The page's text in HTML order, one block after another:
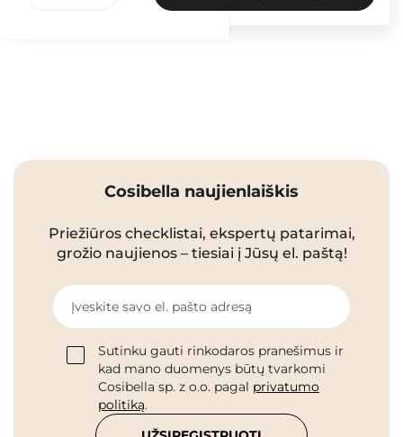
Cosibella naujienlaiškis
Priežiūros checklistai, ekspertų patarimai,
grožio naujienos – tiesiai į Jūsų el. paštą!
Įveskite savo el. pašto adresą
Sutinku gauti rinkodaros pranešimus ir
kad mano duomenys būtų tvarkomi
Cosibella sp. z o.o. pagal privatumo
politiką.